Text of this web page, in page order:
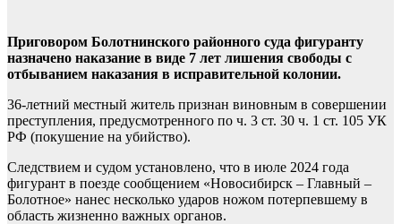
Приговором Болотнинского районного суда фигуранту
назначено наказание в виде 7 лет лишения свободы с
отбыванием наказания в исправительной колонии.
36-летний местный житель признан виновным в совершении
преступления, предусмотренного по ч. 3 ст. 30 ч. 1 ст. 105 УК
РФ (покушение на убийство).
Следствием и судом установлено, что в июле 2024 года
фигурант в поезде сообщением «Новосибирск – Главный –
Болотное» нанес несколько ударов ножом потерпевшему в
область жизненно важных органов.